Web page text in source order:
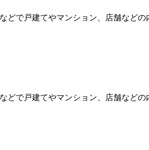
どで戸建てやマンション、店舗など
どで戸建てやマンション、店舗など